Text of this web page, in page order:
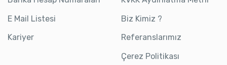
E Mail Listesi
Kariyer
Biz Kimiz ?
Referanslarımız
Çerez Politikası